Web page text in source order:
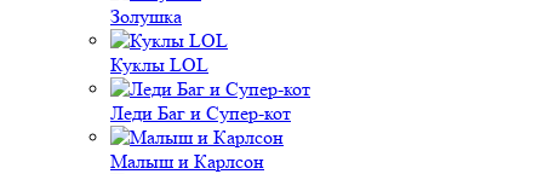
Золушка
Куклы LOL
Леди Баг и Супер-кот
Малыш и Карлсон